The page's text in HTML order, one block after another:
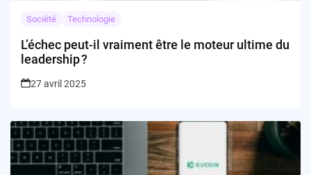
Société Technologie
L’échec peut-il vraiment être le moteur ultime du
leadership ?
27 avril 2025